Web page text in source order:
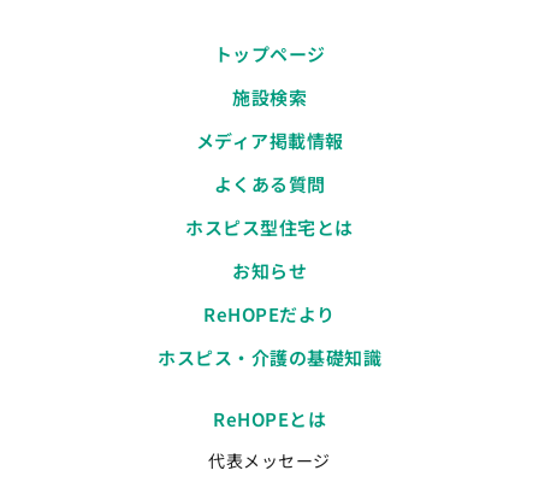
トップページ
施設検索
メディア掲載情報
よくある質問
ホスピス型住宅とは
お知らせ
ReHOPEだより
ホスピス・介護の基礎知識
ReHOPEとは
代表メッセージ